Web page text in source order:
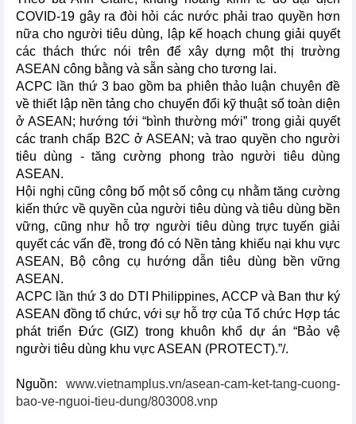
COVID-19 gây ra đòi hỏi các nước phải trao quyền hơn
nữa cho người tiêu dùng, lập kế hoạch chung giải quyết
các thách thức nói trên để xây dựng một thị trường
ASEAN công bằng và sẵn sàng cho tương lai.
ACPC lần thứ 3 bao gồm ba phiên thảo luận chuyên đề
về thiết lập nền tảng cho chuyển đổi kỹ thuật số toàn diện
ở ASEAN; hướng tới “bình thường mới” trong giải quyết
các tranh chấp B2C ở ASEAN; và trao quyền cho người
tiêu dùng - tăng cường phong trào người tiêu dùng
ASEAN.
Hội nghị cũng công bố một số công cụ nhằm tăng cường
kiến thức về quyền của người tiêu dùng và tiêu dùng bền
vững, cũng như hỗ trợ người tiêu dùng trực tuyến giải
quyết các vấn đề, trong đó có Nền tảng khiếu nại khu vực
ASEAN, Bộ công cụ hướng dẫn tiêu dùng bền vững
ASEAN.
ACPC lần thứ 3 do DTI Philippines, ACCP và Ban thư ký
ASEAN đồng tổ chức, với sự hỗ trợ của Tổ chức Hợp tác
phát triển Đức (GIZ) trong khuôn khổ dự án “Bảo vệ
người tiêu dùng khu vực ASEAN (PROTECT).”/.
Nguồn: www.vietnamplus.vn/asean-cam-ket-tang-cuong-
bao-ve-nguoi-tieu-dung/803008.vnp